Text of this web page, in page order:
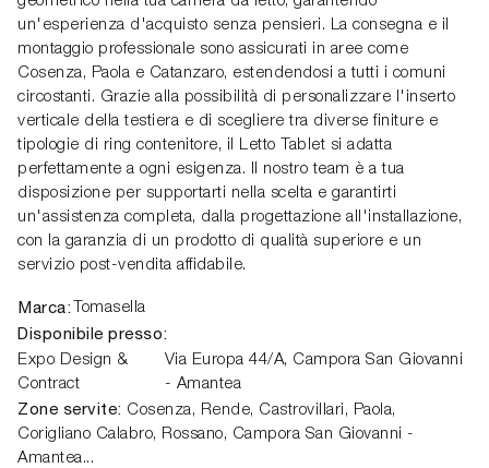
un'esperienza d'acquisto senza pensieri. La consegna e il
montaggio professionale sono assicurati in aree come
Cosenza, Paola e Catanzaro, estendendosi a tutti i comuni
circostanti. Grazie alla possibilità di personalizzare l'inserto
verticale della testiera e di scegliere tra diverse finiture e
tipologie di ring contenitore, il Letto Tablet si adatta
perfettamente a ogni esigenza. Il nostro team è a tua
disposizione per supportarti nella scelta e garantirti
un'assistenza completa, dalla progettazione all'installazione,
con la garanzia di un prodotto di qualità superiore e un
servizio post-vendita affidabile.
Marca: Tomasella
Disponibile presso:
Expo Design &
Contract
Via Europa 44/A, Campora San Giovanni
- Amantea
Zone servite: Cosenza, Rende, Castrovillari, Paola,
Corigliano Calabro, Rossano, Campora San Giovanni -
Amantea...